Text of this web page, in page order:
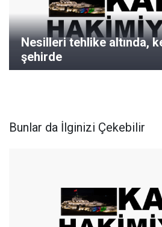
Nesilleri tehlike altında,
şehirde
Bunlar da İlginizi Çekebilir